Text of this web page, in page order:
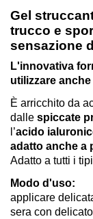
Gel
trucco e
sensazione
L'innovativa
utilizzare
È arricchito da
dalle spiccate
l’acido
adatto anche a
Adatto a tutti i
Modo d'uso:
applicare
sera con